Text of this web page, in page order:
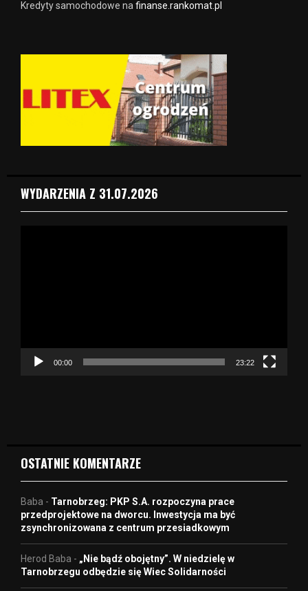
Kredyty samochodowe na finanse.rankomat.pl
WYDARZENIA Z 31.07.2026
c
00:00 23:22
OSTATNIE KOMENTARZE
Baba - Tarnobrzeg: PKP S.A. rozpoczyna prace
przedprojektowe na dworcu. Inwestycja ma być
zsynchronizowana z centrum przesiadkowym
Herod Baba - „Nie bądź obojętny”. W niedzielę w
Tarnobrzegu odbędzie się Wiec Solidarności